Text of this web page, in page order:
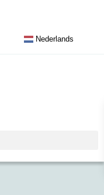
Nederlands